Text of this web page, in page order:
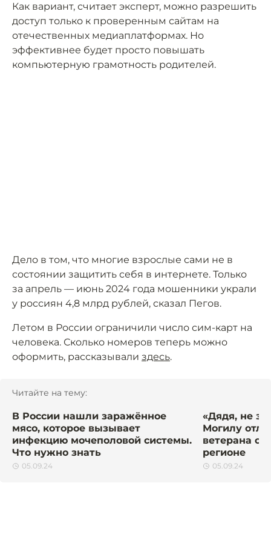
Как вариант, считает эксперт, можно разрешить
доступ только к проверенным сайтам на
отечественных медиаплатформах. Но
эффективнее будет просто повышать
компьютерную грамотность родителей.
Дело в том, что многие взрослые сами не в
состоянии защитить себя в интернете. Только
за апрель — июнь 2024 года мошенники украли
у россиян 4,8 млрд рублей, сказал Пегов.
Летом в России ограничили число сим-карт на
человека. Сколько номеров теперь можно
оформить, рассказывали здесь.
Читайте на тему:
В России нашли заражённое
мясо, которое вызывает
инфекцию мочеполовой системы.
Что нужно знать
05.09.24
«Дядя, не за
Могилу
ветерана
регионе
05.09.24